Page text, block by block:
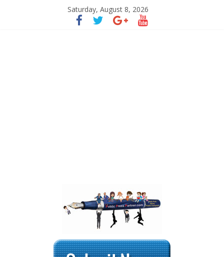
Saturday, August 8, 2026